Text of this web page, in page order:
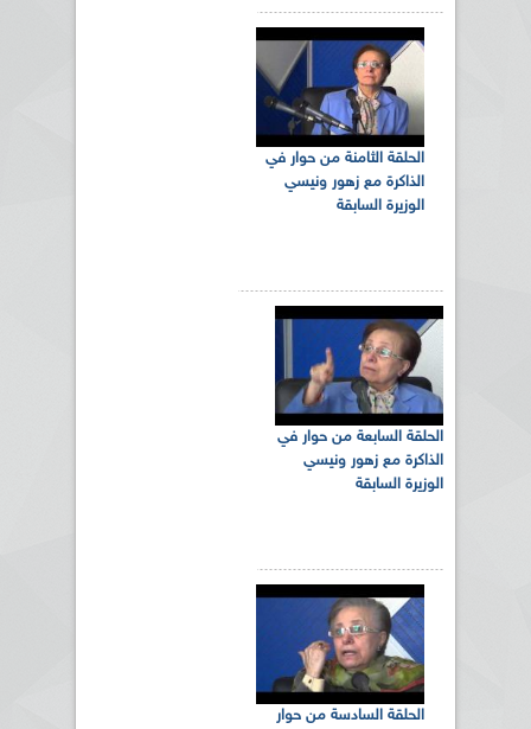
الحلقة الثامنة من حوار في
الذاكرة مع زهور ونيسي
الوزيرة السابقة
الحلقة السابعة من حوار في
الذاكرة مع زهور ونيسي
الوزيرة السابقة
الحلقة السادسة من حوار